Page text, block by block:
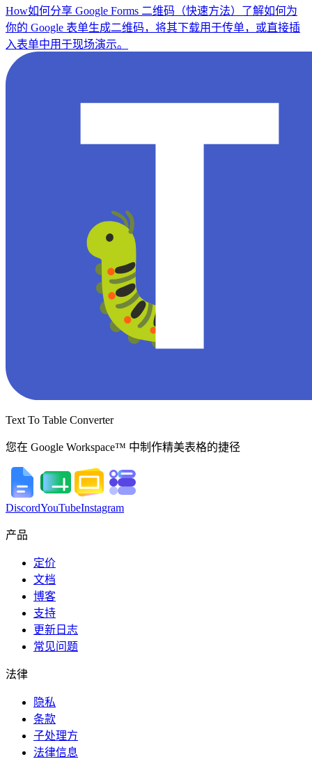
How如何分享 Google Forms 二维码（快速方法） 了解如何为
你的 Google 表单生成二维码，将其下载用于传单，或直接插
入表单中用于现场演示。
Text To Table Converter
您在 Google Workspace™ 中制作精美表格的捷径
DiscordYouTubeInstagram
产品
定价
文档
博客
支持
更新日志
常见问题
法律
隐私
条款
子处理方
法律信息